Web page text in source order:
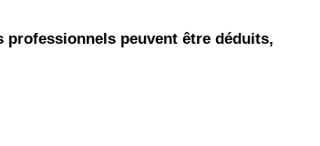
professionnels peuvent être déduits,